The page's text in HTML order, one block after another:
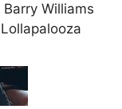
Williams